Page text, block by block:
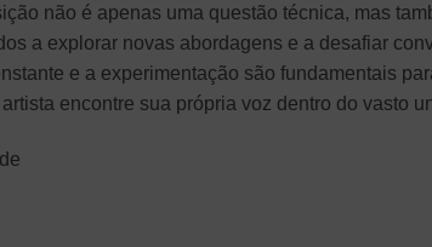
não é apenas uma questão técnica, mas
a explorar novas abordagens e a desafiar
e a experimentação são fundamentais
encontre sua própria voz dentro do vasto